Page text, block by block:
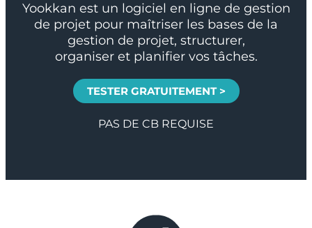
Yookkan est un logiciel en ligne de gestion
de projet pour maîtriser les bases de la
gestion de projet, structurer,
organiser et planifier vos tâches.
TESTER GRATUITEMENT >
PAS DE CB REQUISE